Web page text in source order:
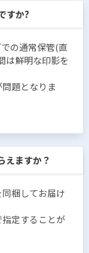
すか?
の通常保管(直
は鮮明な印影を
題となりま
えますか？
梱してお届け
定することが